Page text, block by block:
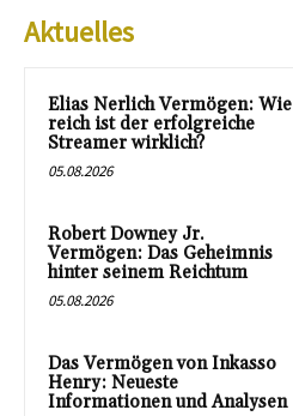
Aktuelles
Elias Nerlich Vermögen: Wie
reich ist der erfolgreiche
Streamer wirklich?
05.08.2026
Robert Downey Jr.
Vermögen: Das Geheimnis
hinter seinem Reichtum
05.08.2026
Das Vermögen von Inkasso
Henry: Neueste
Informationen und Analysen